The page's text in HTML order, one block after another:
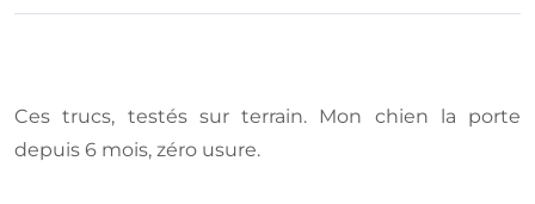
Ces trucs, testés sur terrain. Mon chien la porte
depuis 6 mois, zéro usure.